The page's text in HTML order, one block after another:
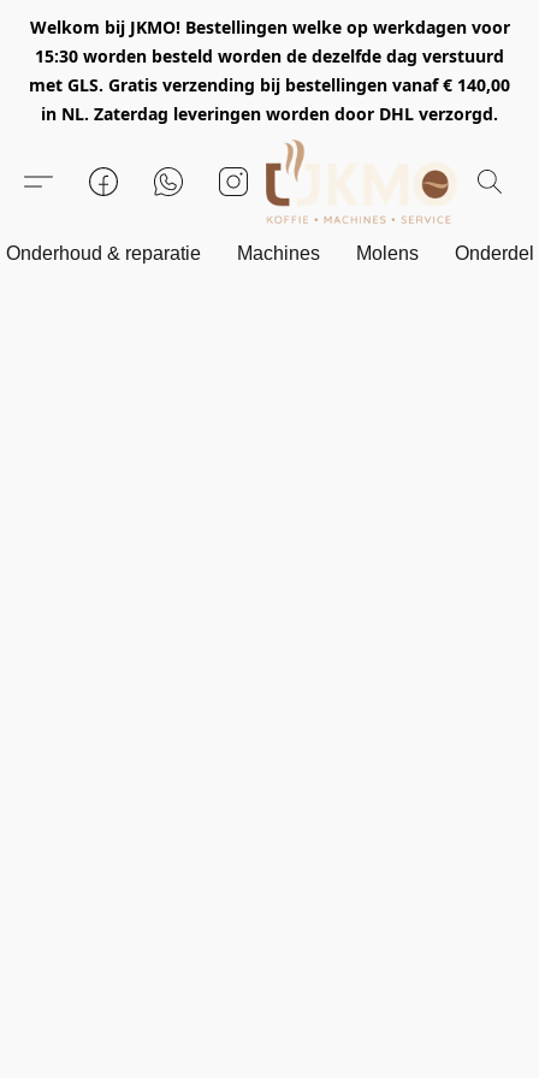
Welkom bij JKMO! Bestellingen welke op werkdagen voor
15:30 worden besteld worden de dezelfde dag verstuurd
met GLS. Gratis verzending bij bestellingen vanaf € 140,00
in NL. Zaterdag leveringen worden door DHL verzorgd.
Onderhoud & reparatie Machines Molens